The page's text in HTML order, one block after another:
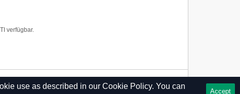
verfügbar.
Privacy Policy
use as described in our Cookie Policy. You can
Accept